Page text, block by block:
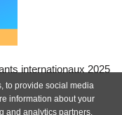
internationaux 2025
to provide social media
information about your
and analytics partners.